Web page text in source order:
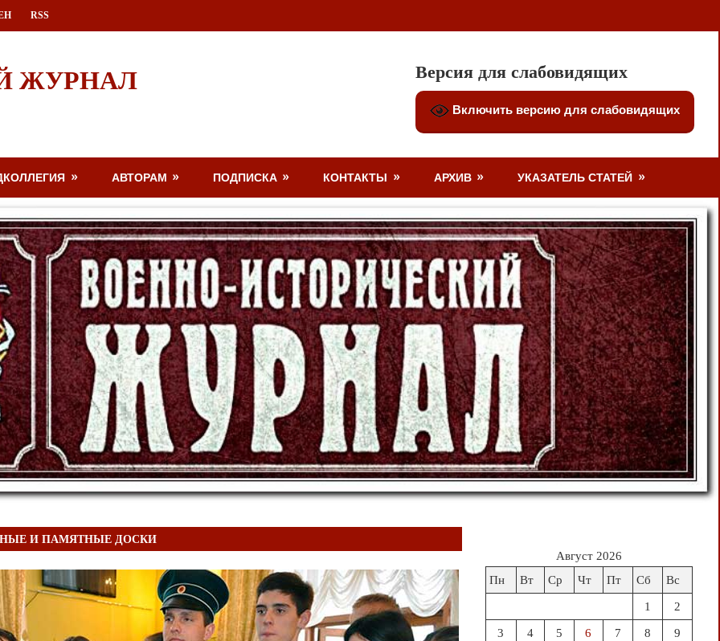
RSS
ЖУРНАЛ Версия для слабовидящих
Включить версию для слабовидящих
АВТОРАМ ПОДПИСКА КОНТАКТЫ АРХИВ УКАЗАТЕЛЬ СТАТЕЙ
И ПАМЯТНЫЕ ДОСКИ
Август 2026
Пн
Вт Ср Чт Пт Сб Вс
1 2
3 4 5 6 7 8 9